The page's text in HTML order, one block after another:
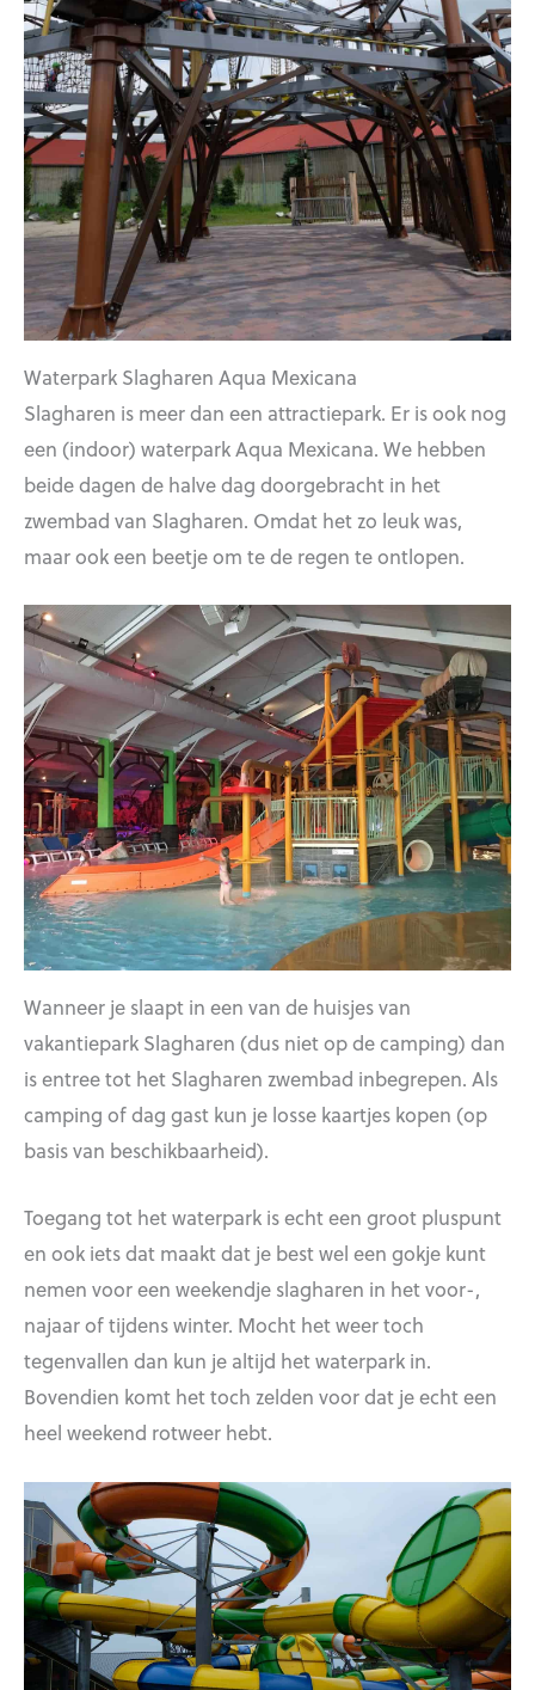
Waterpark Slagharen Aqua Mexicana
Slagharen is meer dan een attractiepark. Er is ook nog
een (indoor) waterpark Aqua Mexicana. We hebben
beide dagen de halve dag doorgebracht in het
zwembad van Slagharen. Omdat het zo leuk was,
maar ook een beetje om te de regen te ontlopen.
Wanneer je slaapt in een van de huisjes van
vakantiepark Slagharen (dus niet op de camping) dan
is entree tot het Slagharen zwembad inbegrepen. Als
camping of dag gast kun je losse kaartjes kopen (op
basis van beschikbaarheid).
Toegang tot het waterpark is echt een groot pluspunt
en ook iets dat maakt dat je best wel een gokje kunt
nemen voor een weekendje slagharen in het voor-,
najaar of tijdens winter. Mocht het weer toch
tegenvallen dan kun je altijd het waterpark in.
Bovendien komt het toch zelden voor dat je echt een
heel weekend rotweer hebt.